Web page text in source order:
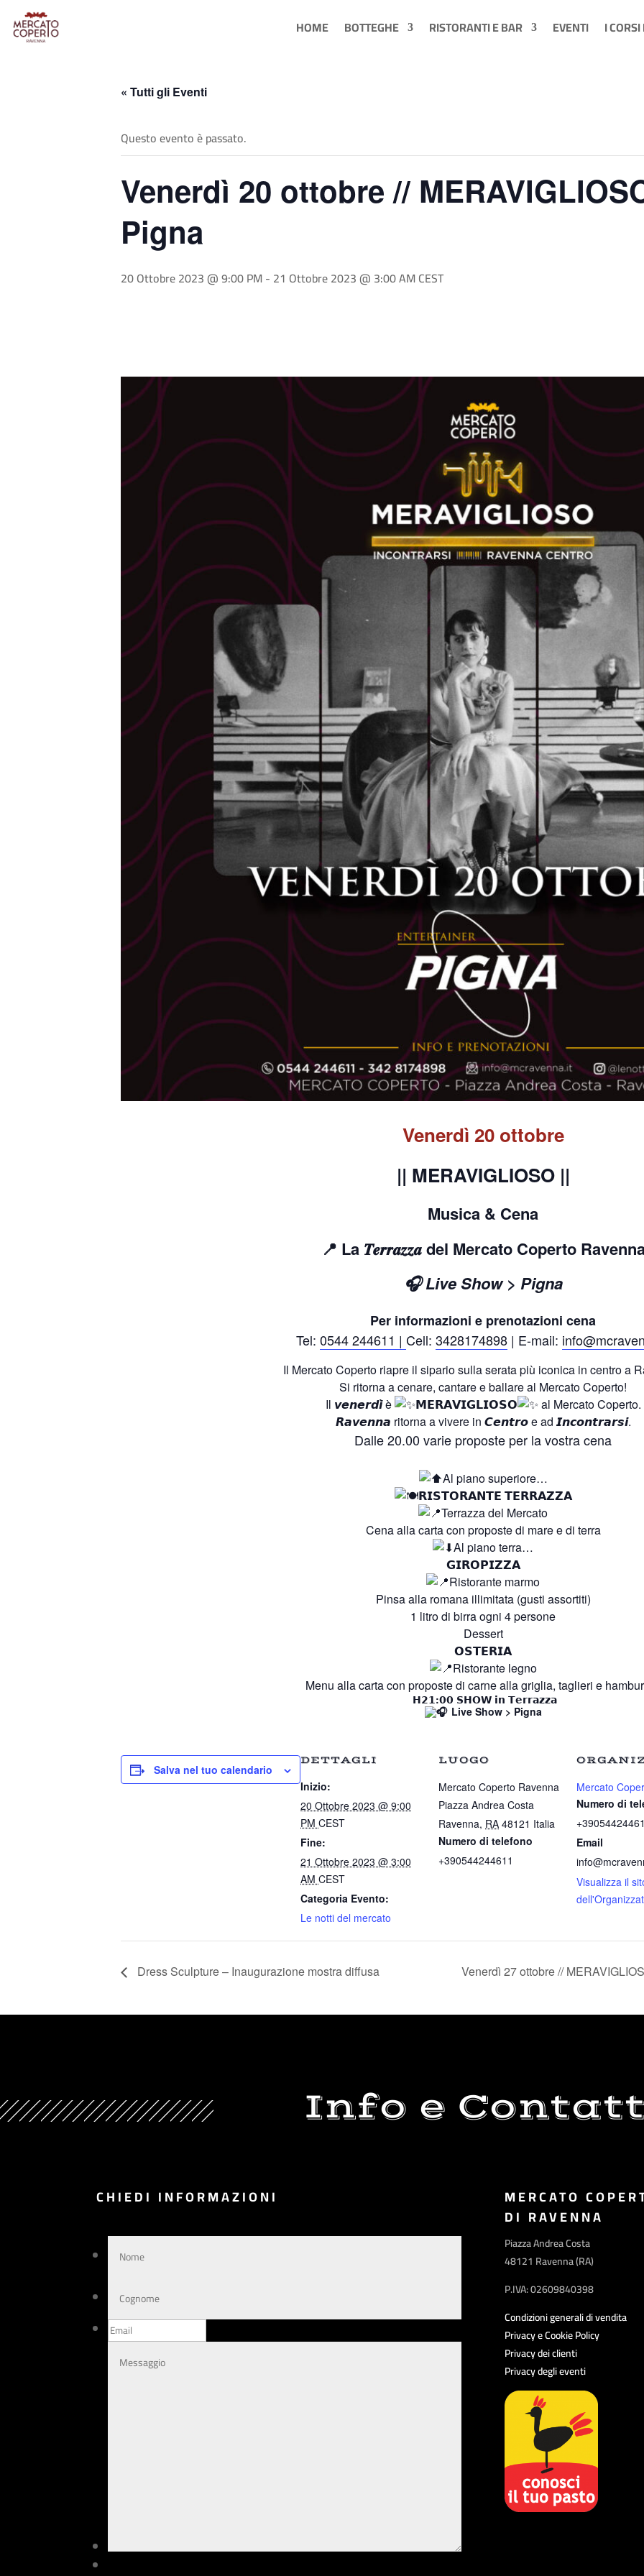
HOME BOTTEGHE RISTORANTI E BAR EVENTI I
« Tutti gli Eventi
Questo evento è passato.
Venerdì 20 ottobre //
Pigna
20 Ottobre 2023 @ 9:00 PM- 21 Ottobre 2023 @ 3:00 AMCEST
Venerdì 20 ottobre
|| MERAVIGLIOSO ||
Musica & Cena
📍 La 𝑻𝒆𝒓𝒓𝒂𝒛𝒛𝒂 del Mercato Coperto
🎧 Live Show > Pigna
Per informazioni e prenotazioni cena
Tel: 0544 244611 | Cell: 3428174898 | E-mail:
Il Mercato Coperto riapre il sipario sulla serata più iconica in centro a
Si ritorna a cenare, cantare e ballare al Mercato Coperto!
Il 𝙫𝙚𝙣𝙚𝙧𝙙𝙞̀ è
𝗠𝗘𝗥𝗔𝗩𝗜𝗚𝗟𝗜𝗢𝗦𝗢
al Mercato Coperto.
𝙍𝙖𝙫𝙚𝙣𝙣𝙖 ritorna a vivere in 𝘾𝙚𝙣𝙩𝙧𝙤 e ad 𝙄𝙣𝙘𝙤𝙣𝙩𝙧𝙖𝙧𝙨𝙞.
Dalle 20.00 varie proposte per la vostra cena
Al piano superiore…
𝗥𝗜𝗦𝗧𝗢𝗥𝗔𝗡𝗧𝗘 𝗧𝗘𝗥𝗥𝗔𝗭𝗭𝗔
Terrazza del Mercato
Cena alla carta con proposte di mare e di terra
Al piano terra…
𝗚𝗜𝗥𝗢𝗣𝗜𝗭𝗭𝗔
Ristorante marmo
Pinsa alla romana illimitata (gusti assortiti)
1 litro di birra ogni 4 persone
Dessert
𝗢𝗦𝗧𝗘𝗥𝗜𝗔
Ristorante legno
Menu alla carta con proposte di carne alla griglia, taglieri e
𝗛𝟮𝟭:𝟬𝟬 𝗦𝗛𝗢𝗪 𝗶𝗻 𝗧𝗲𝗿𝗿𝗮𝘇𝘇𝗮
Live Show > Pigna
Salva nel tuo calendario
DETTAGLI
Inizio:
20 Ottobre 2023 @ 9:00
PM CEST
Fine:
21 Ottobre 2023 @ 3:00
AM CEST
Categoria Evento:
Le notti del mercato
LUOGO
Mercato Coperto Ravenna
Piazza Andrea Costa
Ravenna, RA 48121 Italia
Numero di telefono
+390544244611
Mercato
Numero di
Email
Visualizza il
Dress Sculpture – Inaugurazione mostra diffusa Venerdì 27 ottobre //
Info e
CHIEDI INFORMAZIONI
MERCATO
DI RAVENNA
Piazza Andrea Costa
48121 Ravenna (RA)
P.IVA: 02609840398
Condizioni generali di vendita
Privacy e Cookie Policy
Privacy dei clienti
Privacy degli eventi